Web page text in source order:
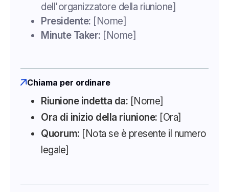
dell'organizzatore della riunione]
Presidente: [Nome]
Minute Taker: [Nome]
Chiama per ordinare
Riunione indetta da: [Nome]
Ora di inizio della riunione: [Ora]
Quorum: [Nota se è presente il numero
legale]